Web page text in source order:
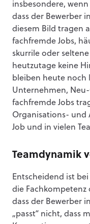
insbesondere,
dass der Bewerber
diesem Bild tragen
fachfremde Jobs,
skurrile oder
heutzutage keine
bleiben heute noch
Unternehmen,
fachfremde Jobs
Organisations- und
Job und in vielen
Teamdynamik
Entscheidend ist
die Fachkompetenz
dass der Bewerber
„passt“ nicht, dass